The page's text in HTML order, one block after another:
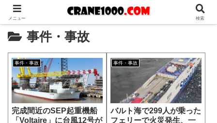
事件・事故
事件・事故
完成間近のSEP起重機船
「Voltaire」に台風12号が
事件・事故
バルト海で299人が乗った
フェリーで火災発生、一
メニュー 検索